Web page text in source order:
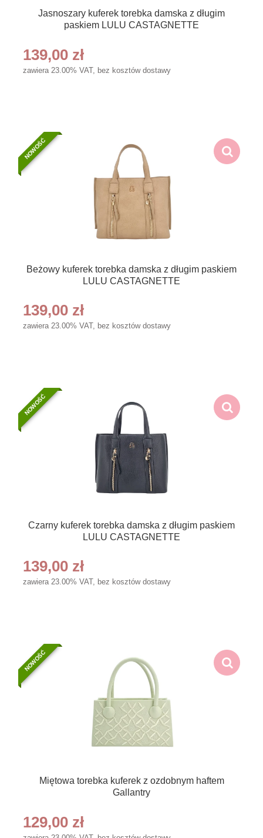
Jasnoszary kuferek torebka damska z długim
paskiem LULU CASTAGNETTE
139,00 zł
zawiera 23.00% VAT, bez kosztów dostawy
Beżowy kuferek torebka damska z długim paskiem
LULU CASTAGNETTE
139,00 zł
zawiera 23.00% VAT, bez kosztów dostawy
NOWOŚĆ
Czarny kuferek torebka damska z długim paskiem
LULU CASTAGNETTE
139,00 zł
zawiera 23.00% VAT, bez kosztów dostawy
NOWOŚĆ
Miętowa torebka kuferek z ozdobnym haftem
Gallantry
129,00 zł
NOWOŚĆ